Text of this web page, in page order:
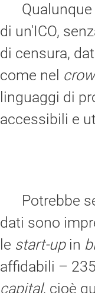
Qualunque
di un'ICO,
di censura,
come nel
linguaggi di
accessibili e
Potrebbe
dati sono
le start-upin
affidabili –
capital, cioè